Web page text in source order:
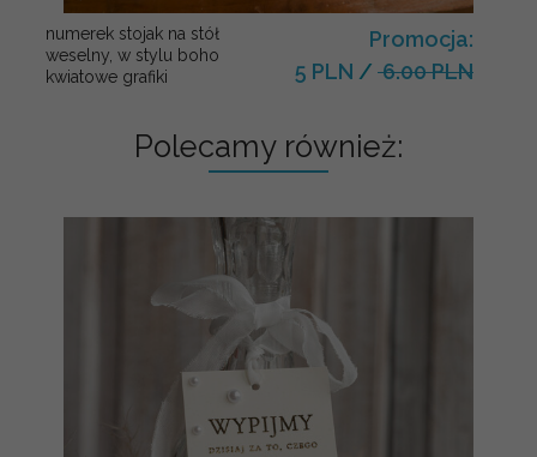
numerek stojak na stół
weselny, w stylu boho
kwiatowe grafiki
Promocja:
5 PLN / 6.00 PLN
Polecamy również: